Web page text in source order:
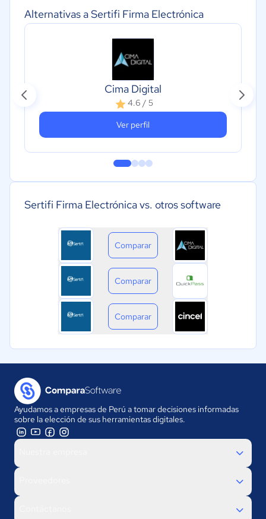
Alternativas a Sertifi Firma Electrónica
Cima Digital
4.6 / 5
Ver perfil
Sertifi Firma Electrónica vs. otros software
Comparar
Comparar
Comparar
Ayudamos a empresas de Perú a tomar decisiones informadas
sobre la elección de sus herramientas digitales.